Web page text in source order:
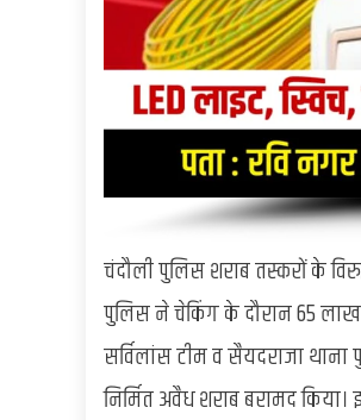
चंदौली पुलिस शराब तस्करों के
पुलिस ने चेकिंग के दौरान 65
सर्विलांस टीम व सैयदराजा
निर्मित अवैध शराब बरामद